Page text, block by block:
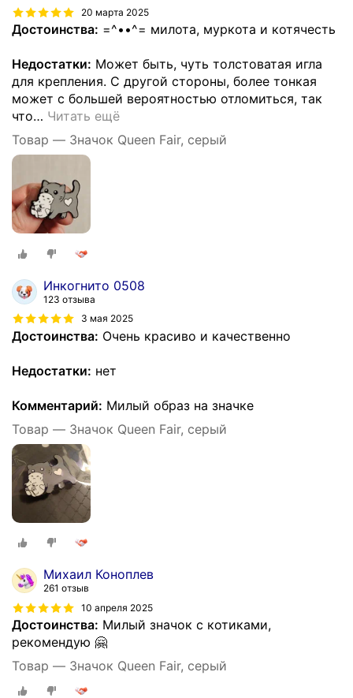
20 марта 2025
Достоинства: =^••^= милота, муркота и котячесть
Недостатки: Может быть, чуть толстоватая игла
для крепления. С другой стороны, более тонкая
может с большей вероятностью отломиться, так
что… Читать ещё
Товар — Значок Queen Fair, серый
Инкогнито 0508
123 отзыва
3 мая 2025
Достоинства: Очень красиво и качественно
Недостатки: нет
Комментарий: Милый образ на значке
Товар — Значок Queen Fair, серый
Михаил Коноплев
261 отзыв
10 апреля 2025
Достоинства: Милый значок с котиками,
рекомендую 🤗
Товар — Значок Queen Fair, серый